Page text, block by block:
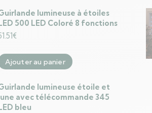
lumineuse à étoiles
500 LED Coloré 8 fonctions
€
Ajouter au panier
lumineuse étoile et
avec télécommande 345
bleu